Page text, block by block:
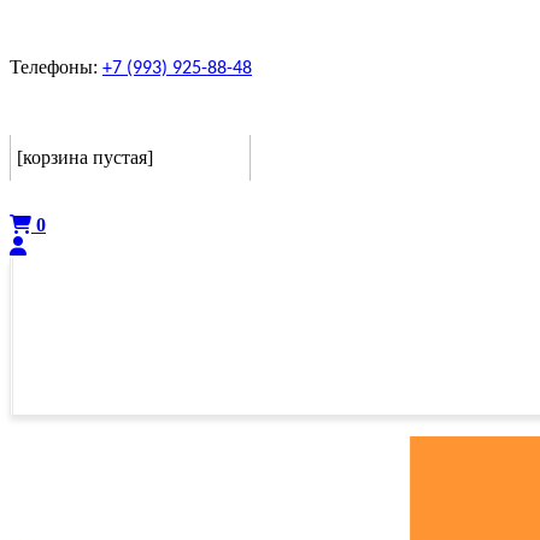
Телефоны: +7 (993) 925-88-48
[корзина пустая]
0